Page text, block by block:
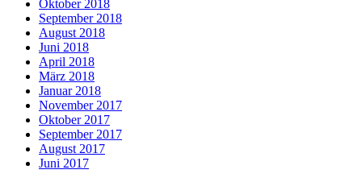
Oktober 2018
September 2018
August 2018
Juni 2018
April 2018
März 2018
Januar 2018
November 2017
Oktober 2017
September 2017
August 2017
Juni 2017